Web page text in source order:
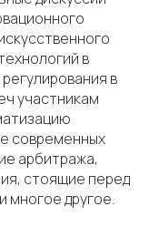
в
в
участникам
современных
арбитража,
стоящие перед
многое другое.